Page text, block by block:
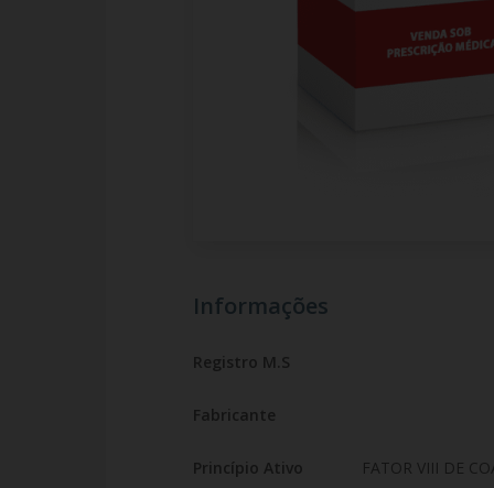
Informações
Registro M.S
Fabricante
Princípio Ativo FATOR VIII DE